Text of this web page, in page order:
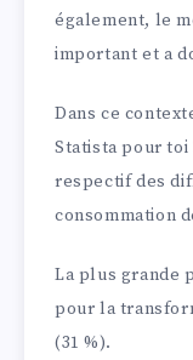
également, le
important et a
Dans ce
Statista pour
respectif des
consommation
La plus grande
pour la
(31 %).